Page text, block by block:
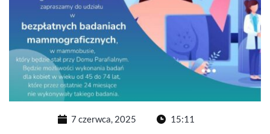
7 czerwca, 2025 15:11